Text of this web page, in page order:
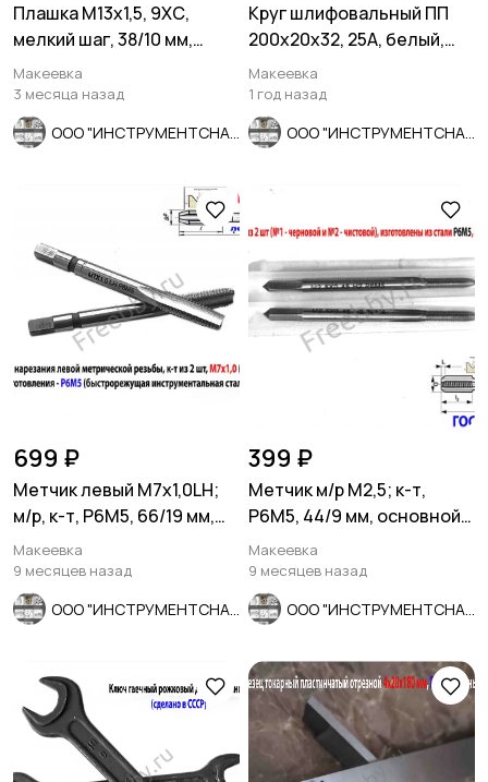
Плашка М13х1,5, 9ХС,
мелкий шаг, 38/10 мм,
ГОСТ 7740-71.
Макеевка
3 месяца назад
Круг шлифовальный ПП
200х20х32, 25А, белый,
средн зерно, Луга,
Россия.
Макеевка
1 год назад
699 ₽
Метчик левый М7х1,0LH;
м/р, к-т, Р6М5, 66/19 мм,
мелкий шаг, шлифов.
Макеевка
9 месяцев назад
399 ₽
Метчик м/р М2,5; к-т,
Р6М5, 44/9 мм, основной
шаг, ГОСТ 3266-81.
Макеевка
9 месяцев назад